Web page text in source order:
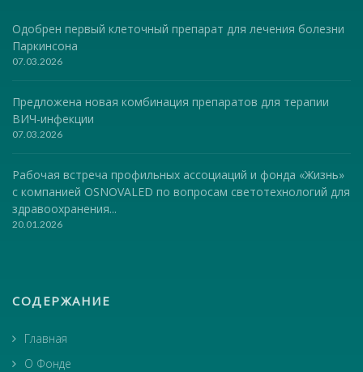
Одобрен первый клеточный препарат для лечения болезни
Паркинсона
07.03.2026
Предложена новая комбинация препаратов для терапии
ВИЧ-инфекции
07.03.2026
Рабочая встреча профильных ассоциаций и фонда «Жизнь»
с компанией OSNOVALED по вопросам светотехнологий для
здравоохранения...
20.01.2026
СОДЕРЖАНИЕ
Главная
О Фонде